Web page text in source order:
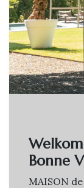
Bonne
MAISON